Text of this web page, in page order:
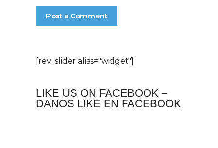
[rev_slider alias="widget"]
LIKE US ON FACEBOOK –
DANOS LIKE EN FACEBOOK